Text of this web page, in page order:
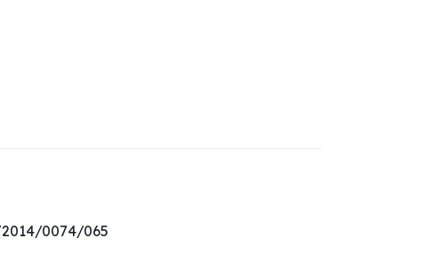
2014/0074/065